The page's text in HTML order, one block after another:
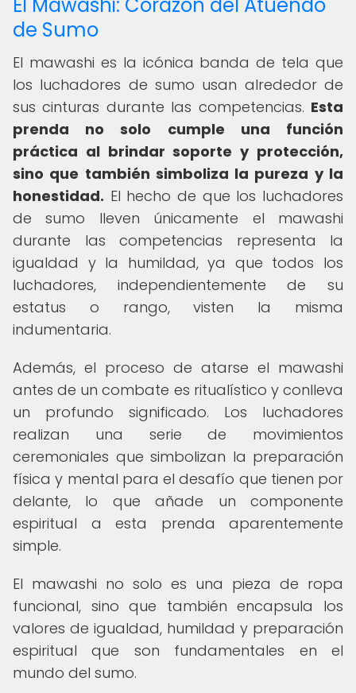
de Sumo
El mawashi es la icónica banda de tela que
los luchadores de sumo usan alrededor de
sus cinturas durante las competencias. Esta
prenda no solo cumple una función
práctica al brindar soporte y protección,
sino que también simboliza la pureza y la
honestidad. El hecho de que los luchadores
de sumo lleven únicamente el mawashi
durante las competencias representa la
igualdad y la humildad, ya que todos los
luchadores, independientemente de su
estatus o rango, visten la misma
indumentaria.
Además, el proceso de atarse el mawashi
antes de un combate es ritualístico y conlleva
un profundo significado. Los luchadores
realizan una serie de movimientos
ceremoniales que simbolizan la preparación
física y mental para el desafío que tienen por
delante, lo que añade un componente
espiritual a esta prenda aparentemente
simple.
El mawashi no solo es una pieza de ropa
funcional, sino que también encapsula los
valores de igualdad, humildad y preparación
espiritual que son fundamentales en el
mundo del sumo.